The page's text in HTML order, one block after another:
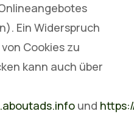
Ein Widerspruch
Cookies zu
kann auch über
und